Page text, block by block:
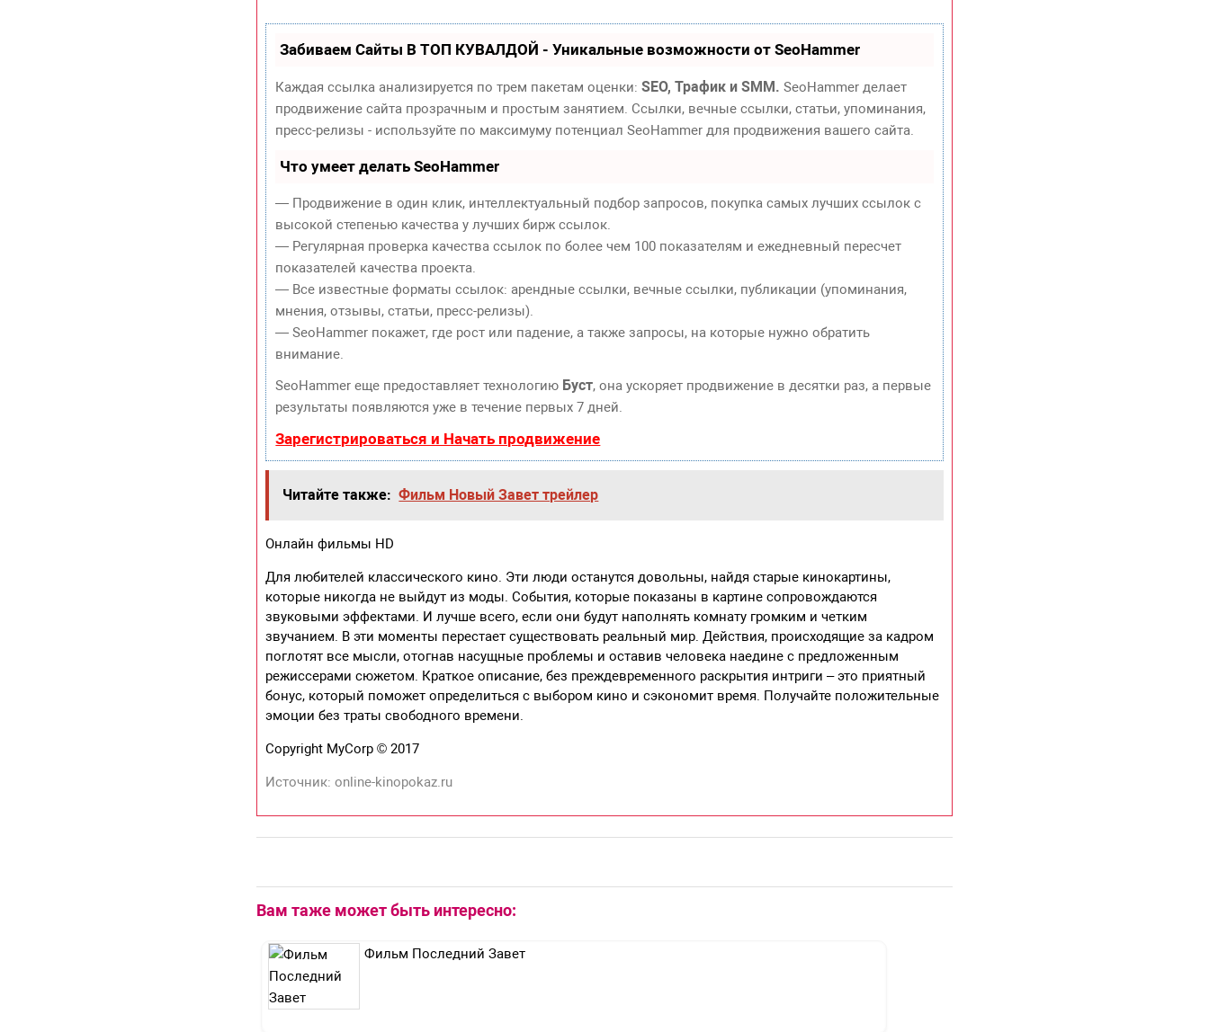
Забиваем Сайты В ТОП КУВАЛДОЙ - Уникальные возможности от SeoHammer
Каждая ссылка анализируется по трем пакетам оценки:SEO, Трафик и SMM. SeoHammer делает
продвижение сайта прозрачным и простым занятием. Ссылки, вечные ссылки, статьи, упоминания,
пресс-релизы - используйте по максимуму потенциал SeoHammer для продвижения вашего сайта.
Что умеет делать SeoHammer
— Продвижение в один клик, интеллектуальный подбор запросов, покупка самых лучших ссылок с
высокой степенью качества у лучших бирж ссылок.
— Регулярная проверка качества ссылок по более чем 100 показателям и ежедневный пересчет
показателей качества проекта.
— Все известные форматы ссылок: арендные ссылки, вечные ссылки, публикации (упоминания,
мнения, отзывы, статьи, пресс-релизы).
— SeoHammer покажет, где рост или падение, а также запросы, на которые нужно обратить
внимание.
SeoHammer еще предоставляет технологию Буст, она ускоряет продвижение в десятки раз, а первые
результаты появляются уже в течение первых 7 дней.
Зарегистрироваться и Начать продвижение
Читайте также: Фильм Новый Завет трейлер
Онлайн фильмы HD
Для любителей классического кино. Эти люди останутся довольны, найдя старые кинокартины,
которые никогда не выйдут из моды. События, которые показаны в картине сопровождаются
звуковыми эффектами. И лучше всего, если они будут наполнять комнату громким и четким
звучанием. В эти моменты перестает существовать реальный мир. Действия, происходящие за кадром
поглотят все мысли, отогнав насущные проблемы и оставив человека наедине с предложенным
режиссерами сюжетом. Краткое описание, без преждевременного раскрытия интриги – это приятный
бонус, который поможет определиться с выбором кино и сэкономит время. Получайте положительные
эмоции без траты свободного времени.
Copyright MyCorp © 2017
Источник: online-kinopokaz.ru
Вам таже может быть интересно:
Фильм Последний Завет